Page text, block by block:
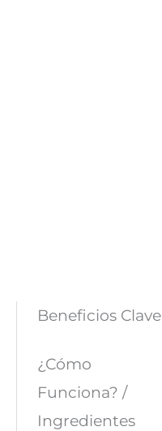
Beneficios Clave
¿Cómo
Funciona? /
Ingredientes